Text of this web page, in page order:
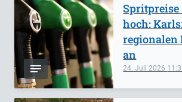
24. Juli 2026
hoch:
regionalen
an